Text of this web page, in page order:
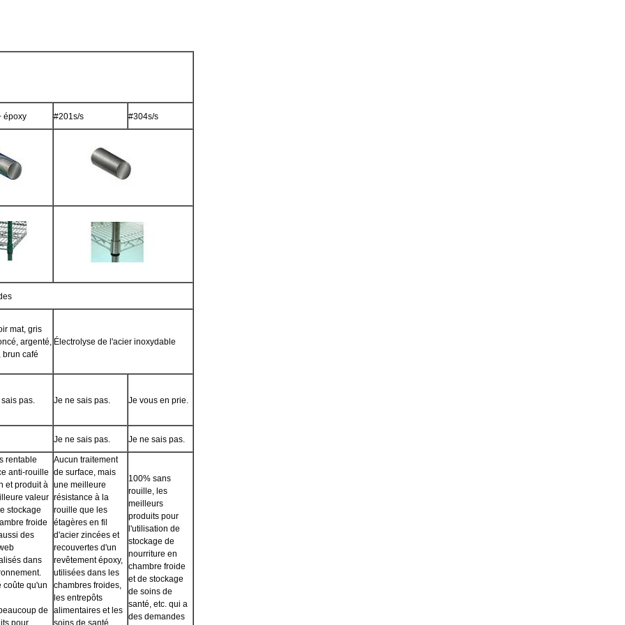
époxy #201s/s #304s/s
mat, gris
argenté,
brun café
Électrolyse de l'acier inoxydable
pas. Je ne sais pas. Je vous en prie.
Je ne sais pas. Je ne sais pas.
rentable
anti-rouille
et produit à
valeur
stockage
froide
des
dans
coûte qu'un
de
pour
Aucun traitement
de surface, mais
une meilleure
résistance à la
rouille que les
étagères en fil
d'acier zincées et
recouvertes d'un
revêtement époxy,
utilisées dans les
chambres froides,
les entrepôts
alimentaires et les
soins de santé,
100% sans
rouille, les
meilleurs
produits pour
l'utilisation de
stockage de
nourriture en
chambre froide
et de stockage
de soins de
santé, etc. qui a
des demandes